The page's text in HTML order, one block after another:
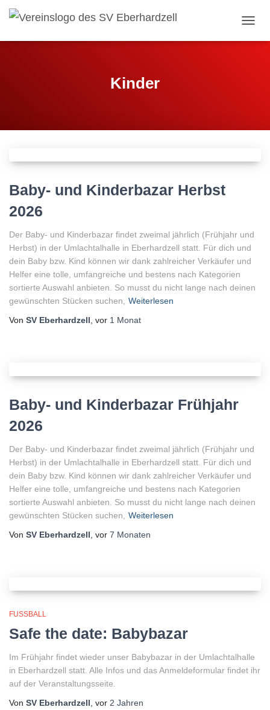
Kinder
Baby- und Kinderbazar Herbst
2026
Der Baby- und Kinderbazar findet zweimal jährlich (Frühjahr und
Herbst) in der Umlachtalhalle in Eberhardzell statt. Für dich und
dein Baby bzw. Kind können wir dank zahlreicher Verkäufer und
Helfer eine tolle, umfangreiche und bestens nach Kategorien
sortierte Auswahl anbieten. So musst du nicht lange nach deinen
gewünschten Stücken suchen,
Weiterlesen
Von SV Eberhardzell , vor 1 Monat
Baby- und Kinderbazar Frühjahr
2026
Der Baby- und Kinderbazar findet zweimal jährlich (Frühjahr und
Herbst) in der Umlachtalhalle in Eberhardzell statt. Für dich und
dein Baby bzw. Kind können wir dank zahlreicher Verkäufer und
Helfer eine tolle, umfangreiche und bestens nach Kategorien
sortierte Auswahl anbieten. So musst du nicht lange nach deinen
gewünschten Stücken suchen,
Weiterlesen
Von SV Eberhardzell , vor 7 Monaten
FUSSBALL
Safe the date: Babybazar
Im Frühjahr findet wieder unser Babybazar in der Umlachtalhalle
in Eberhardzell statt. Alle Infos und das Anmeldeformular findet ihr
auf der Veranstaltungsseite.
Von SV Eberhardzell , vor 2 Jahren